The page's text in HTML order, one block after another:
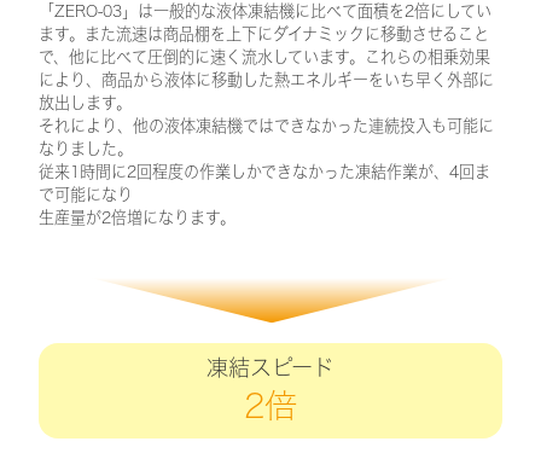
「ZERO-03」は一般的な液体凍結機に比べて面積を2倍にしてい
ます。また流速は商品棚を上下にダイナミックに移動させること
で、他に比べて圧倒的に速く流水しています。これらの相乗効果
により、商品から液体に移動した熱エネルギーをいち早く外部に
放出します。
それにより、他の液体凍結機ではできなかった連続投入も可能に
なりました。
従来1時間に2回程度の作業しかできなかった凍結作業が、4回ま
で可能になり
生産量が2倍増になります。
凍結スピード
2倍